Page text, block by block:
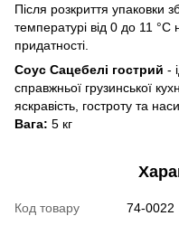
Після розкриття упаковки
температурі від 0 до 11
придатності.
Соус Сацебелі гострий -
справжньої грузинської
яскравість, гостроту та
Вага: 5 кг
Код товару 74-0022